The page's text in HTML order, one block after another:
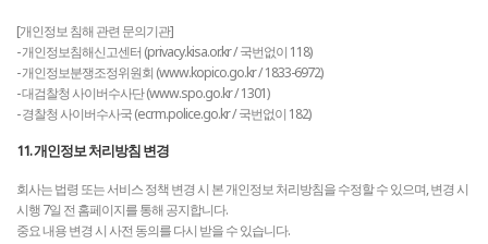
[개인정보 침해 관련 문의기관]
- 개인정보침해신고센터 (privacy.kisa.or.kr / 국번없이 118)
- 개인정보분쟁조정위원회 (www.kopico.go.kr / 1833-6972)
- 대검찰청 사이버수사단 (www.spo.go.kr / 1301)
- 경찰청 사이버수사국 (ecrm.police.go.kr / 국번없이 182)
11. 개인정보 처리방침 변경
회사는 법령 또는 서비스 정책 변경 시 본 개인정보 처리방침을 수정할 수 있으며, 변경 시
시행 7일 전 홈페이지를 통해 공지합니다.
중요 내용 변경 시 사전 동의를 다시 받을 수 있습니다.